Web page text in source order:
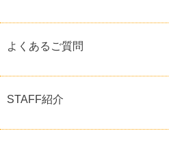
よくあるご質問
STAFF紹介